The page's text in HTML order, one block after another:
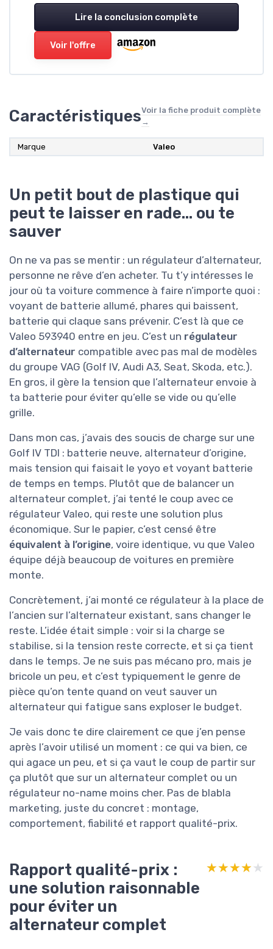
Lire la conclusion complète
Voir l'offre
CaractéristiquesVoir la fiche produit complète
→
Marque ‎Valeo
Un petit bout de plastique qui
peut te laisser en rade… ou te
sauver
On ne va pas se mentir : un régulateur d’alternateur,
personne ne rêve d’en acheter. Tu t’y intéresses le
jour où ta voiture commence à faire n’importe quoi :
voyant de batterie allumé, phares qui baissent,
batterie qui claque sans prévenir. C’est là que ce
Valeo 593940 entre en jeu. C’est un régulateur
d’alternateur compatible avec pas mal de modèles
du groupe VAG (Golf IV, Audi A3, Seat, Skoda, etc.).
En gros, il gère la tension que l’alternateur envoie à
ta batterie pour éviter qu’elle se vide ou qu’elle
grille.
Dans mon cas, j’avais des soucis de charge sur une
Golf IV TDI : batterie neuve, alternateur d’origine,
mais tension qui faisait le yoyo et voyant batterie
de temps en temps. Plutôt que de balancer un
alternateur complet, j’ai tenté le coup avec ce
régulateur Valeo, qui reste une solution plus
économique. Sur le papier, c’est censé être
équivalent à l’origine, voire identique, vu que Valeo
équipe déjà beaucoup de voitures en première
monte.
Concrètement, j’ai monté ce régulateur à la place de
l’ancien sur l’alternateur existant, sans changer le
reste. L’idée était simple : voir si la charge se
stabilise, si la tension reste correcte, et si ça tient
dans le temps. Je ne suis pas mécano pro, mais je
bricole un peu, et c’est typiquement le genre de
pièce qu’on tente quand on veut sauver un
alternateur qui fatigue sans exploser le budget.
Je vais donc te dire clairement ce que j’en pense
après l’avoir utilisé un moment : ce qui va bien, ce
qui agace un peu, et si ça vaut le coup de partir sur
ça plutôt que sur un alternateur complet ou un
régulateur no-name moins cher. Pas de blabla
marketing, juste du concret : montage,
comportement, fiabilité et rapport qualité-prix.
Rapport qualité-prix :
une solution raisonnable
pour éviter un
alternateur complet
★★★★★
★★★★★